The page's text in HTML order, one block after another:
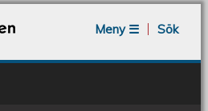
Meny ☰
Sök